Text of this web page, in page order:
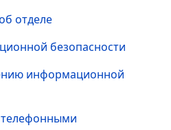
отделе
безопасности
информационной